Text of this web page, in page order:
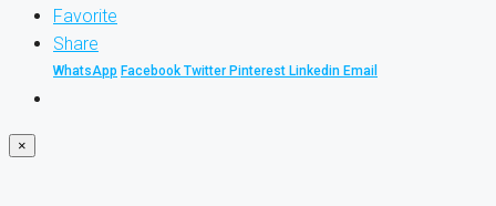
Favorite
Share
WhatsApp Facebook Twitter Pinterest Linkedin Email
×